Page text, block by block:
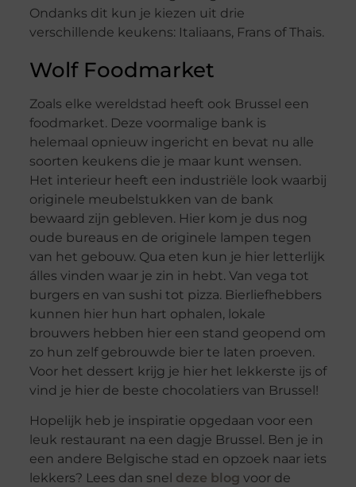
Ondanks dit kun je kiezen uit drie
verschillende keukens: Italiaans, Frans of Thais.
Wolf Foodmarket
Zoals elke wereldstad heeft ook Brussel een
foodmarket. Deze voormalige bank is
helemaal opnieuw ingericht en bevat nu alle
soorten keukens die je maar kunt wensen.
Het interieur heeft een industriële look waarbij
originele meubelstukken van de bank
bewaard zijn gebleven. Hier kom je dus nog
oude bureaus en de originele lampen tegen
van het gebouw. Qua eten kun je hier letterlijk
álles vinden waar je zin in hebt. Van vega tot
burgers en van sushi tot pizza. Bierliefhebbers
kunnen hier hun hart ophalen, lokale
brouwers hebben hier een stand geopend om
zo hun zelf gebrouwde bier te laten proeven.
Voor het dessert krijg je hier het lekkerste ijs of
vind je hier de beste chocolatiers van Brussel!
Hopelijk heb je inspiratie opgedaan voor een
leuk restaurant na een dagje Brussel. Ben je in
een andere Belgische stad en opzoek naar iets
lekkers? Lees dan snel deze blog voor de